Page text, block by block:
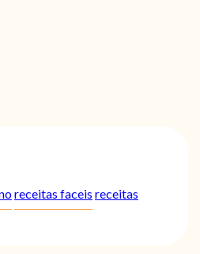
receitas faceis receitas